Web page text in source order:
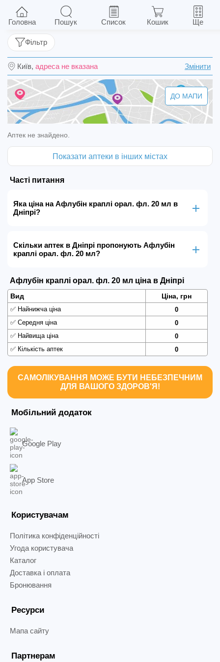
Афлубін краплі орал. фл. 20 мл
Київ, адреса не вказана Змінити
Фільтр
ДО МАПИ
Аптек не знайдено.
Показати аптеки в інших містах
Часті питання
Яка ціна на Афлубін краплі орал. фл. 20 мл в
Дніпрі?
Скільки аптек в Дніпрі пропонують Афлубін
краплі орал. фл. 20 мл?
Афлубін краплі орал. фл. 20 мл ціна в Дніпрі
Вид Ціна, грн
✅ Найнижча ціна
0
✅ Середня ціна
0
✅ Найвища ціна
0
✅ Кількість аптек 0
САМОЛІКУВАННЯ МОЖЕ БУТИ НЕБЕЗПЕЧНИМ
ДЛЯ ВАШОГО ЗДОРОВ'Я!
Мобільний додаток
Google Play
App Store
Користувачам
Політика конфіденційності
Угода користувача
Каталог
Доставка і оплата
Бронювання
Ресурси
Мапа сайту
Партнерам
Головна Пошук Список Кошик Ще